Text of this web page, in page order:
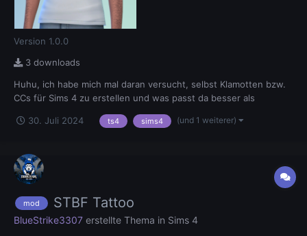
Version 1.0.0
3 downloads
Huhu, ich habe mich mal daran versucht, selbst Klamotten bzw.
CCs für Sims 4 zu erstellen und was passt da besser als
dass ich CCs erstellt habe, wird aber bestimmt nicht das letzte
30. Juli 2024 ts4 sims4 (und 1 weiterer)
mod STBF Tattoo
BlueStrike3307 erstellte Thema in Sims 4